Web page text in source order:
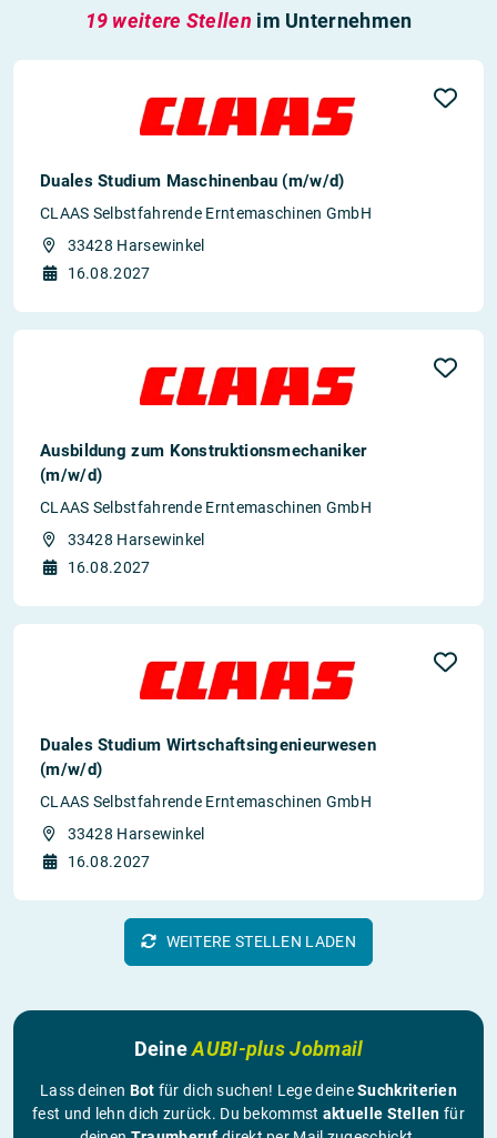
19 weitere Stellen im Unternehmen
Duales Studium Maschinenbau (m/w/d)
CLAAS Selbstfahrende Erntemaschinen GmbH
33428 Harsewinkel
16.08.2027
Ausbildung zum Konstruktionsmechaniker
(m/w/d)
CLAAS Selbstfahrende Erntemaschinen GmbH
33428 Harsewinkel
16.08.2027
Duales Studium Wirtschaftsingenieurwesen
(m/w/d)
CLAAS Selbstfahrende Erntemaschinen GmbH
33428 Harsewinkel
16.08.2027
WEITERE STELLEN LADEN
DeineAUBI-plus Jobmail
Lass deinen Bot für dich suchen! Lege deineSuchkriterien
fest und lehn dich zurück. Du bekommst aktuelle Stellen für